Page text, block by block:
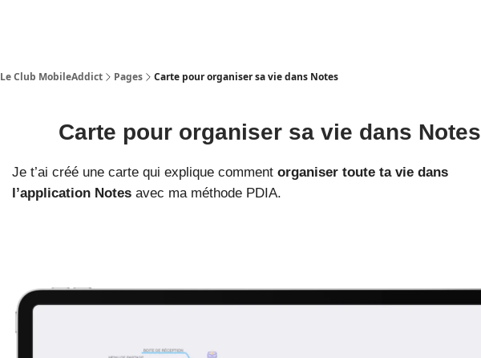
Le Club MobileAddict Pages Carte pour organiser sa vie dans Notes
Carte pour organiser sa vie dans Notes
Je t’ai créé une carte qui explique comment organiser toute ta vie dans
l’application Notes avec ma méthode PDIA.